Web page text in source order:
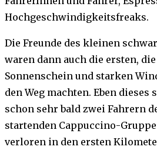
Hochgeschwindigkeitsfreaks.
Die Freunde des kleinen
waren dann auch die ersten,
Sonnenschein und starken
den Weg machten. Eben dieses
schon sehr bald zwei Fahrern
startenden Cappuccino-
verloren in den ersten